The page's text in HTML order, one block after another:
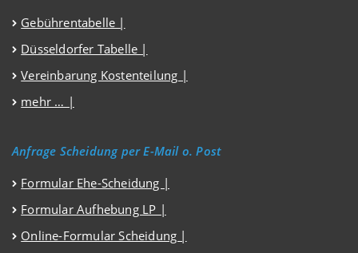
Gebührentabelle |
Düsseldorfer Tabelle |
Vereinbarung Kostenteilung |
mehr … |
Anfrage Scheidung per E-Mail o. Post
Formular Ehe-Scheidung |
Formular Aufhebung LP |
Online-Formular Scheidung |